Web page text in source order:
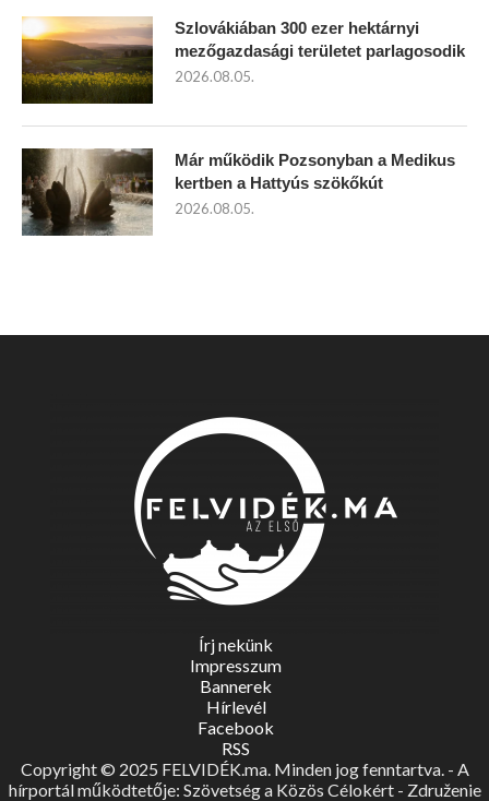
Szlovákiában 300 ezer hektárnyi
mezőgazdasági területet parlagosodik
2026.08.05.
Már működik Pozsonyban a Medikus
kertben a Hattyús szökőkút
2026.08.05.
Írj nekünk
Impresszum
Bannerek
Hírlevél
Facebook
RSS
Copyright © 2025 FELVIDÉK.ma. Minden jog fenntartva. - A
hírportál működtetője: Szövetség a Közös Célokért - Združenie